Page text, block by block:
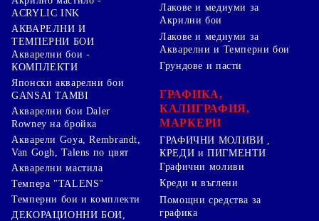
ACRYLIC INK
АКВАРЕЛНИ И
ТЕМПЕРНИ БОИ
Акварелни бои -
КОМПЛЕКТИ
Японски акварелни бои
GANSAI TAMBI
Акварелни бои Daler
Rowney на бройка
Акварели Goya, Rembrandt,
Van Gogh, Talens по цвят
Акварелни мастила
Темпера "TALENS"
Темперни бои и комплекти
ДЕКОРАЦИОННИ БОИ,
Лакове и медиуми за
Акрилни бои
Лакове и медиуми за
Акварелни и Темперни бои
Грундове и пасти
ГРАФИКА,
КАЛИГРАФИЯ,
МАРКЕРИ
ГРАФИЧНИ МОЛИВИ ,
КРЕДИ и ПИГМЕНТИ
Графични моливи
Креди и въглени
Помощни средства за
графика